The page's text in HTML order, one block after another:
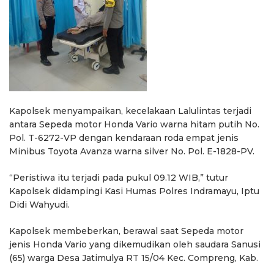
Kapolsek menyampaikan, kecelakaan Lalulintas terjadi
antara Sepeda motor Honda Vario warna hitam putih No.
Pol. T-6272-VP dengan kendaraan roda empat jenis
Minibus Toyota Avanza warna silver No. Pol. E-1828-PV.
“Peristiwa itu terjadi pada pukul 09.12 WIB,” tutur
Kapolsek didampingi Kasi Humas Polres Indramayu, Iptu
Didi Wahyudi.
Kapolsek membeberkan, berawal saat Sepeda motor
jenis Honda Vario yang dikemudikan oleh saudara Sanusi
(65) warga Desa Jatimulya RT 15/04 Kec. Compreng, Kab.